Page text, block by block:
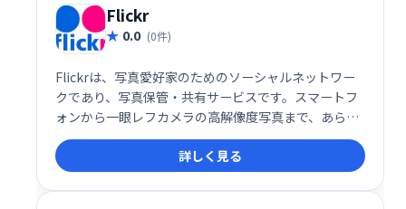
Flickr
0.0 (0件)
Flickrは、写真愛好家のためのソーシャルネットワー
クであり、写真保管・共有サービスです。スマートフ
ォンから一眼レフカメラの高解像度写真まで、あらゆ
る写真をアップロード、整理、バックアップできま
す。プロからアマチュアまで、世界中の写真家と繋が
り、作品を共有できる場を提供します。
詳しく見る